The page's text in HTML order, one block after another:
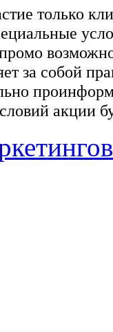
только
за собой
акции